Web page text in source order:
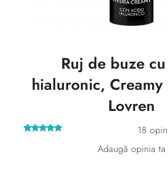
Ruj de buze
hialuronic, Creamy
Lovren
18
Adaugă opinia ta